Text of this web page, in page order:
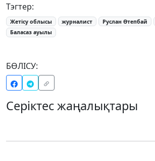
Тэгтер:
Жетісу облысы журналист Руслан Өтепбай
Баласаз ауылы
БӨЛІСУ:
Серіктес жаңалықтары